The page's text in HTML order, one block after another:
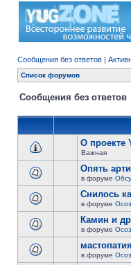
Сообщения без ответов |
Список форумов
Сообщения без ответов
О проекте
Важная
Опять
в форуме
Снилось
в форуме
Камин и
в форуме
в форуме